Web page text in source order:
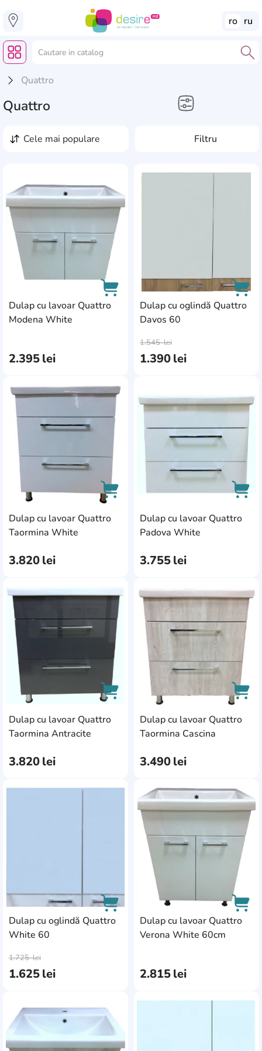
ro ru
Quattro
Quattro
Filtru
cele mai populare
Dulap cu lavoar Quattro
Modena White
2.395lei
Dulap cu oglindă Quattro
Davos 60
1.390lei
1.545lei
Dulap cu lavoar Quattro
Taormina White
3.820lei
AddCardToFavourite
AddCardToCart
Dulap cu lavoar Quattro
Padova White
3.755lei
Dulap cu lavoar Quattro
Taormina Antracite
3.820lei
AddCardToFavourite
AddCardToCart
Dulap cu lavoar Quattro
Taormina Cascina
3.490lei
Dulap cu oglindă Quattro
White 60
1.625lei
1.725lei
AddCardToFavourite
Dulap cu lavoar Quattro
Verona White 60cm
2.815lei